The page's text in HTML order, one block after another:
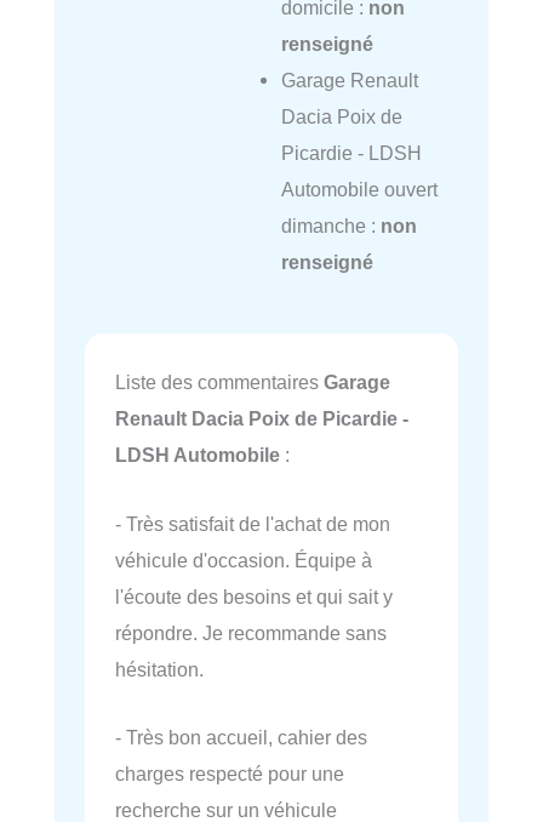
domicile : non
renseigné
Garage Renault
Dacia Poix de
Picardie - LDSH
Automobile ouvert
dimanche : non
renseigné
Liste des commentaires Garage
Renault Dacia Poix de Picardie -
LDSH Automobile :
- Très satisfait de l'achat de mon
véhicule d'occasion. Équipe à
l'écoute des besoins et qui sait y
répondre. Je recommande sans
hésitation.
- Très bon accueil, cahier des
charges respecté pour une
recherche sur un véhicule